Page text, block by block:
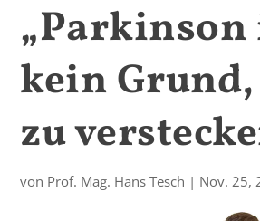
„Parkinson
kein
zu
von Prof. Mag. Hans Tesch | Nov. 25,